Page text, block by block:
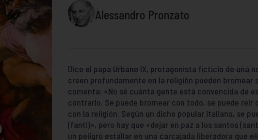
Alessandro Pronzato
Dice el papa Urbano IX, protagonista ficticio de una
creen profundamente en la religión pueden bromear
comenta: «No sé cuánta gente está convencida de
contrario. Se puede bromear con todo, se puede reír
con la religión. Según un dicho popular italiano, se
(fanti)», pero hay que «dejar en paz a los santos
un peligro estallar en una carcajada liberadora que